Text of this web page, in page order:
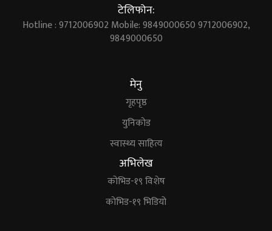
टेलिफोन:
Hotline : 9712006902 Mobile: 9849000650 9712006902,
9849000650
मेनु
गृहपृष्ठ
युनिकोड
स्वास्थ्य साहित्य
अभिलेख
कोभिड-१९ विशेष
कोभिड-१९ भिडियो